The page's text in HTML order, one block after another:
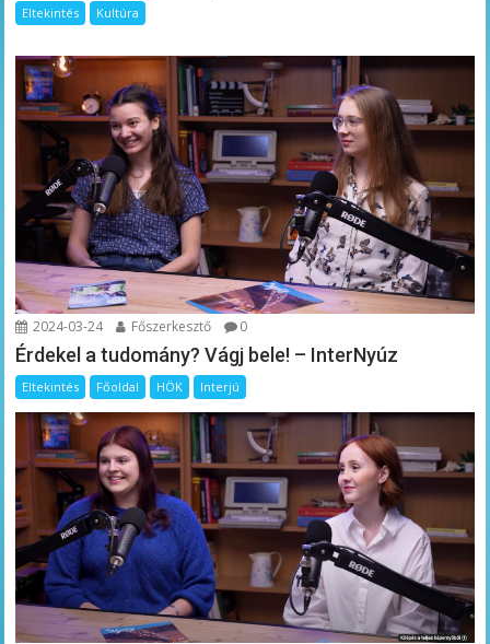
Eltekintés Kultúra
2024-03-24 Főszerkesztő 0
Érdekel a tudomány? Vágj bele! – InterNyúz
Eltekintés Főoldal HÖK Interjú